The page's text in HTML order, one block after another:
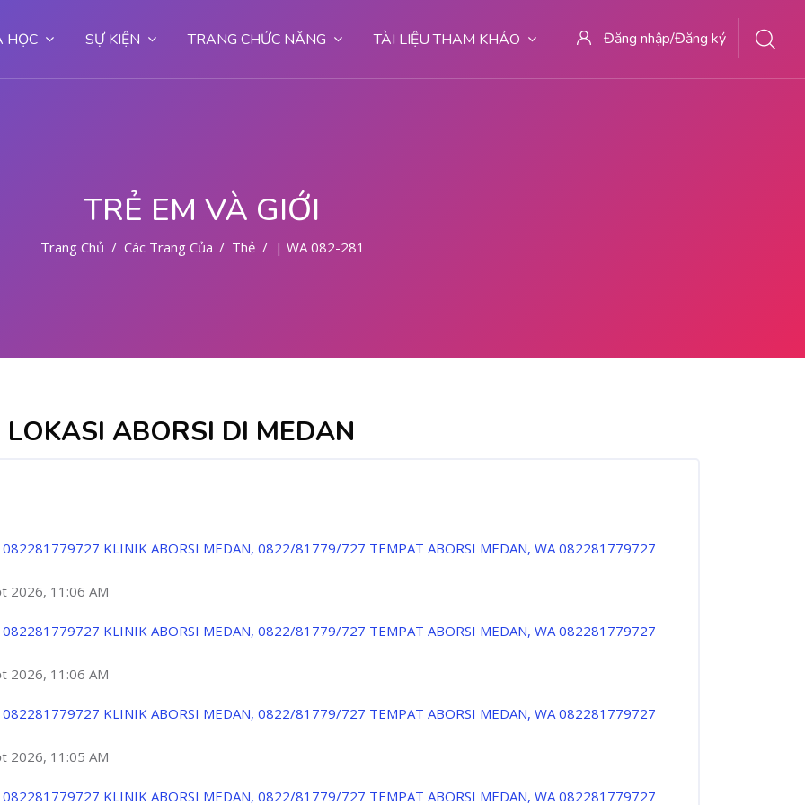
HỌC SỰ KIỆN TRANG CHỨC NĂNG TÀI LIỆU THAM KHẢO Đăng nhập/Đăng ký
TRẺ EM VÀ GIỚI
Trang Chủ Các Trang Của Hệ Thống
Thẻ | WA 082-281-779-727 LOKASI ABORSI DI MEDAN
ABORSI DI MEDAN
082281779727 KLINIK ABORSI MEDAN, 0822/81779/727 TEMPAT ABORSI MEDAN, WA 082281779727
2026, 11:06 AM
082281779727 KLINIK ABORSI MEDAN, 0822/81779/727 TEMPAT ABORSI MEDAN, WA 082281779727
2026, 11:06 AM
082281779727 KLINIK ABORSI MEDAN, 0822/81779/727 TEMPAT ABORSI MEDAN, WA 082281779727
2026, 11:05 AM
082281779727 KLINIK ABORSI MEDAN, 0822/81779/727 TEMPAT ABORSI MEDAN, WA 082281779727